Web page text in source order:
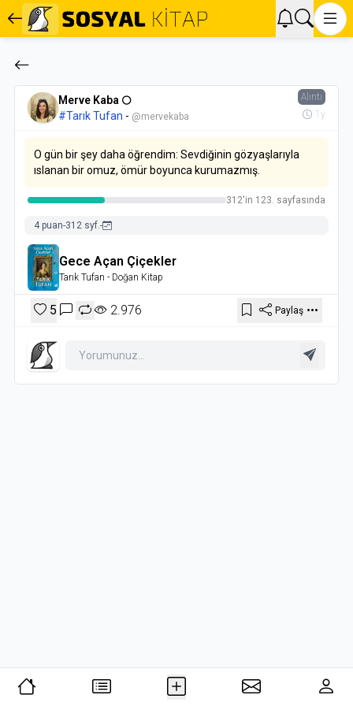
Merve Kaba 🌕
#Tarık Tufan - @mervekaba
Alıntı
1y
O gün bir şey daha öğrendim: Sevdiğinin gözyaşlarıyla
ıslanan bir omuz, ömür boyunca kurumazmış.
312'in 123. sayfasında
4 puan-312 syf.-
Gece Açan Çiçekler
Tarık Tufan - Doğan Kitap
5 2.976 Paylaş